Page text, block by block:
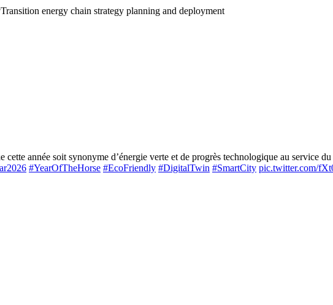
energy chain strategy planning and deployment
année soit synonyme d’énergie verte et de progrès technologique au service
#YearOfTheHorse #EcoFriendly #DigitalTwin #SmartCity pic.twitter.com/